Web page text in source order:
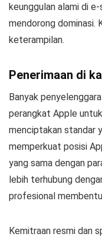
keunggulan alami di
mendorong dominasi.
keterampilan.
Penerimaan di
Banyak
perangkat Apple
menciptakan standar
memperkuat posisi
yang sama dengan
lebih terhubung
profesional
Kemitraan resmi dan